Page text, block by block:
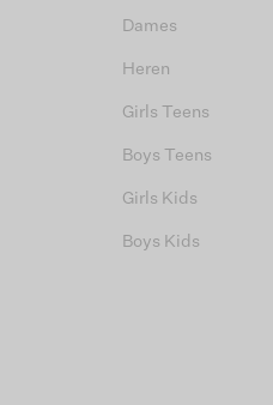
Dames
Heren
Girls Teens
Boys Teens
Girls Kids
Boys Kids